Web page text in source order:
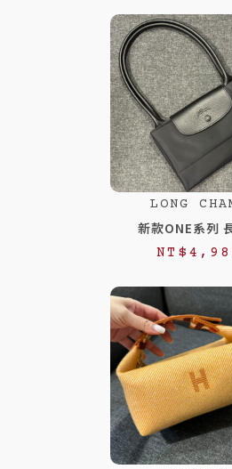
LONG
新款ONE系列
NT$